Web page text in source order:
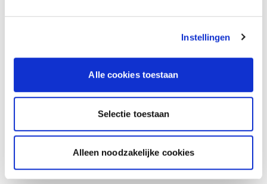
Instellingen
Alle cookies toestaan
Selectie toestaan
Alleen noodzakelijke cookies